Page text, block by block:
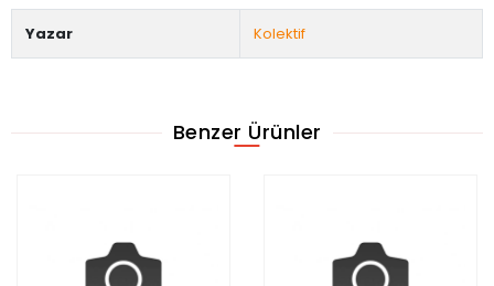
Yazar Kolektif
Benzer Ürünler